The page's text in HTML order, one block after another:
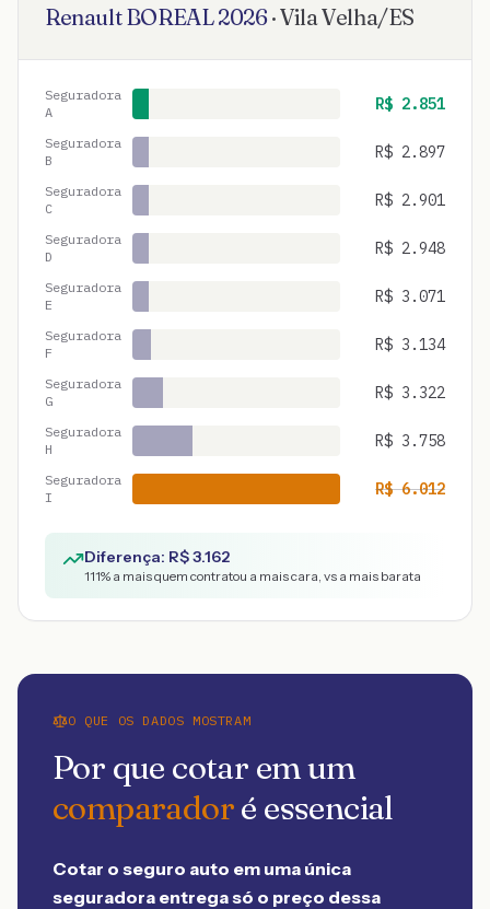
RenaultBOREAL2026·Vila Velha/ES
Seguradora
A
R$ 2.851
Seguradora
B
R$ 2.897
Seguradora
C
R$ 2.901
Seguradora
D
R$ 2.948
Seguradora
E
R$ 3.071
Seguradora
F
R$ 3.134
Seguradora
G
R$ 3.322
Seguradora
H
R$ 3.758
Seguradora
I
R$6.012
Diferença: R$3.162
111% a mais quem contratou a mais cara, vs a mais barata
O QUE OS DADOS MOSTRAM
Por que cotar em um
comparadoré essencial
Cotar o seguro auto em uma única
seguradora entrega só o preço dessa